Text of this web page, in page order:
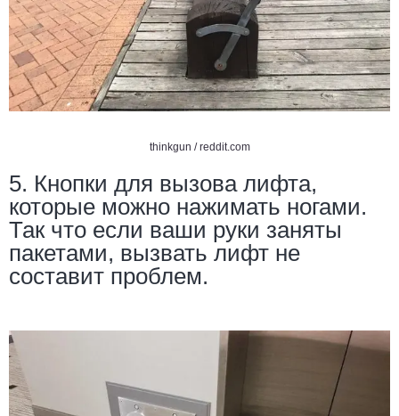
thinkgun /reddit.com
5. Кнопки для вызова лифта,
которые можно нажимать ногами.
Так что если ваши руки заняты
пакетами, вызвать лифт не
составит проблем.